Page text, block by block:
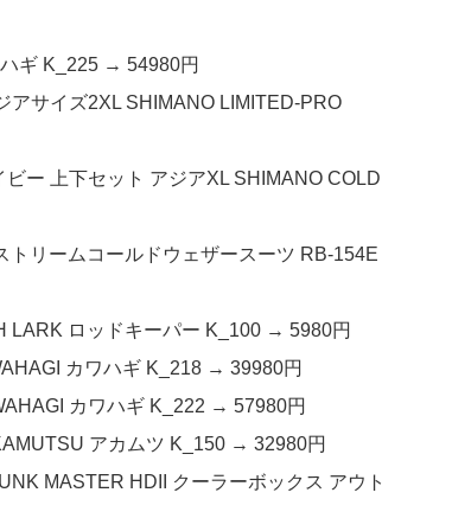
ギ K_225 → 54980円
アサイズ2XL SHIMANO LIMITED-PRO
ー 上下セット アジアXL SHIMANO COLD
リームコールドウェザースーツ RB-154E
LARK ロッドキーパー K_100 → 5980円
カワハギ K_218 → 39980円
カワハギ K_222 → 57980円
アカムツ K_150 → 32980円
MASTER HDII クーラーボックス アウト